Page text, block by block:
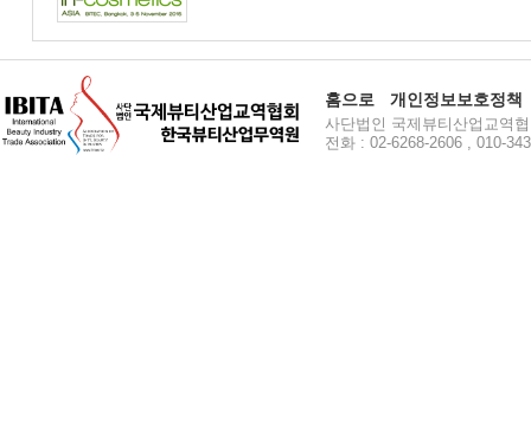
홈으로 개인정보보호정책
사단법인 국제뷰티산업교역
전화 : 02-6268-2606 , 010-